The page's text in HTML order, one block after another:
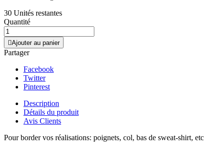
30 Unités restantes
Quantité
Ajouter au panier
Partager
Facebook
Twitter
Pinterest
Description
Détails du produit
Avis Clients
Pour border vos réalisations: poignets, col, bas de sweat-shirt, etc